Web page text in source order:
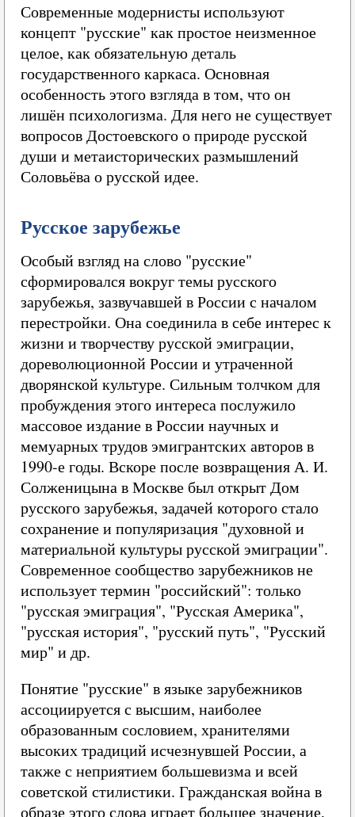
Современные модернисты используют
концепт "русские" как простое неизменное
целое, как обязательную деталь
государственного каркаса. Основная
особенность этого взгляда в том, что он
лишён психологизма. Для него не существует
вопросов Достоевского о природе русской
души и метаисторических размышлений
Соловьёва о русской идее.
Русское зарубежье
Особый взгляд на слово "русские"
сформировался вокруг темы русского
зарубежья, зазвучавшей в России с началом
перестройки. Она соединила в себе интерес к
жизни и творчеству русской эмиграции,
дореволюционной России и утраченной
дворянской культуре. Сильным толчком для
пробуждения этого интереса послужило
массовое издание в России научных и
мемуарных трудов эмигрантских авторов в
1990-е годы. Вскоре после возвращения А. И.
Солженицына в Москве был открыт Дом
русского зарубежья, задачей которого стало
сохранение и популяризация "духовной и
материальной культуры русской эмиграции".
Современное сообщество зарубежников не
использует термин "российский": только
"русская эмиграция", "Русская Америка",
"русская история", "русский путь", "Русский
мир" и др.
Понятие "русские" в языке зарубежников
ассоциируется с высшим, наиболее
образованным сословием, хранителями
высоких традиций исчезнувшей России, а
также с неприятием большевизма и всей
советской стилистики. Гражданская война в
образе этого слова играет большее значение,